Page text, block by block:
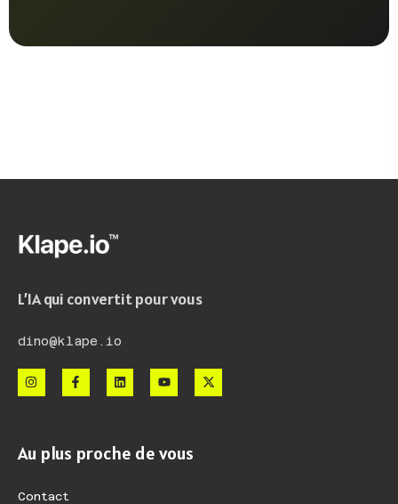
L’IA qui convertit pour vous
dino@klape.io
Au plus proche de vous
Contact